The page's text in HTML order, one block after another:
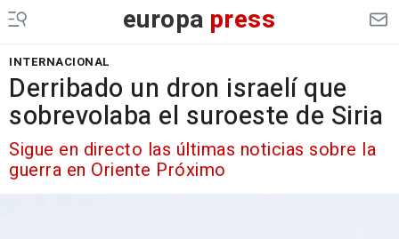
europa press
INTERNACIONAL
Derribado un dron israelí que
sobrevolaba el suroeste de Siria
Sigue en directo las últimas noticias sobre la
guerra en Oriente Próximo